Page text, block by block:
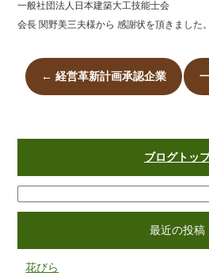
一般社団法人日本建築大工技能士会
会長 関野美三夫様から 感謝状を頂きました
← 経営革新計画承認企業
ブログトッ
最近の投稿
花びら